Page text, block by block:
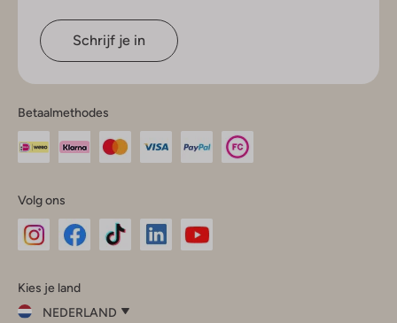
Schrijf je in
Betaalmethodes
Volg ons
InstagramFacebook
Kies je land
NEDERLAND